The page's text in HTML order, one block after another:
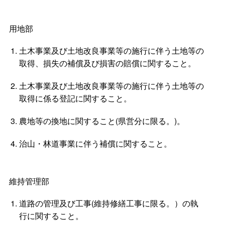
用地部
土木事業及び土地改良事業等の施行に伴う土地等の
取得、損失の補償及び損害の賠償に関すること。
土木事業及び土地改良事業等の施行に伴う土地等の
取得に係る登記に関すること。
農地等の換地に関すること(県営分に限る。)。
治山・林道事業に伴う補償に関すること。
維持管理部
道路の管理及び工事(維持修繕工事に限る。）の執
行に関すること。